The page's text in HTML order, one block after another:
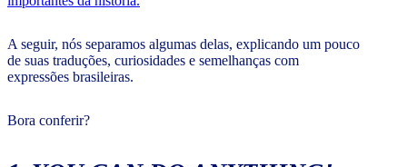
A seguir, nós separamos algumas delas, explicando um pouco
de suas traduções, curiosidades e semelhanças com
expressões brasileiras.
Bora conferir?